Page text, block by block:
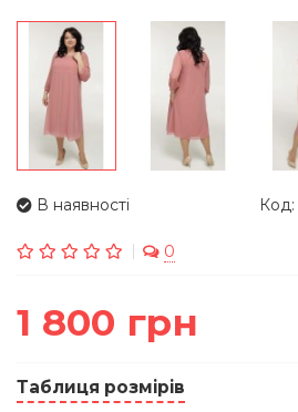
В наявності Код:
0
1 800 грн
Таблиця розмірів